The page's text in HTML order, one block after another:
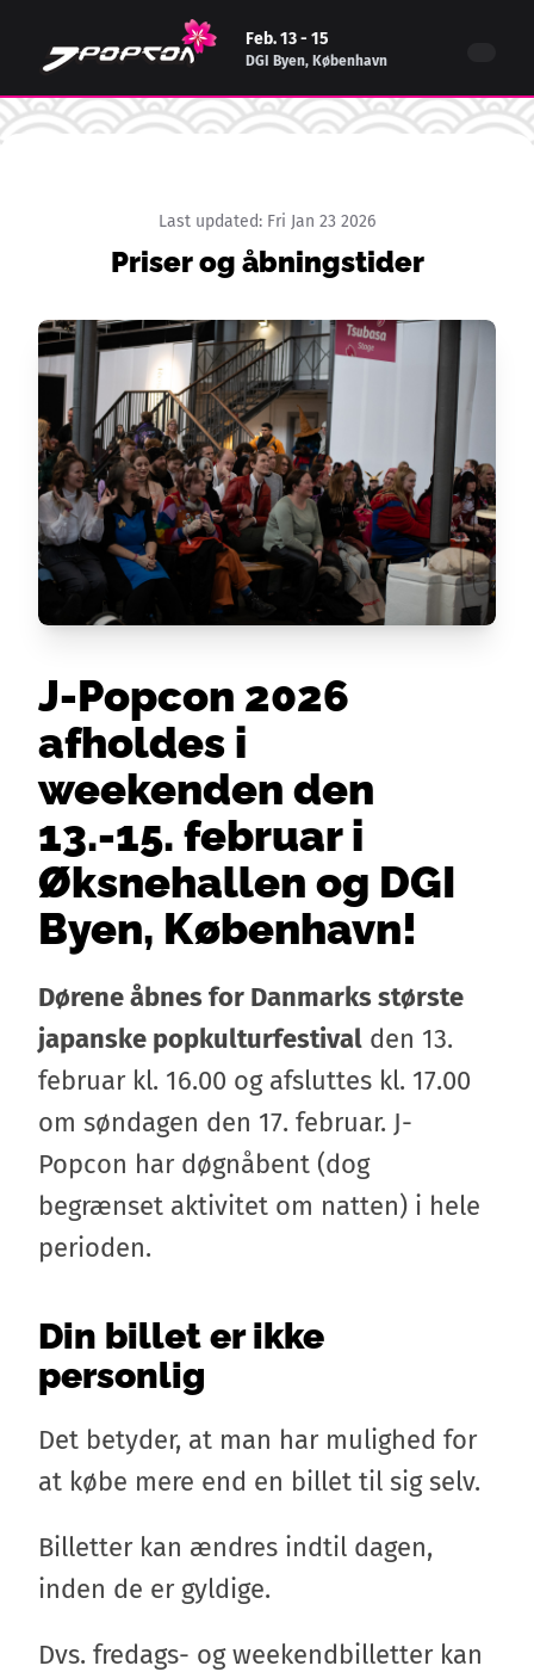
Feb. 13 - 15
DGI Byen, København
Last updated: Fri Jan 23 2026
Priser og åbningstider
J-Popcon 2026
afholdes i
weekenden den
13.-15. februar i
Øksnehallen og DGI
Byen, København!
Dørene åbnes for Danmarks største
japanske popkulturfestival den 13.
februar kl. 16.00 og afsluttes kl. 17.00
om søndagen den 17. februar. J-
Popcon har døgnåbent (dog
begrænset aktivitet om natten) i hele
perioden.
Din billet er ikke
personlig
Det betyder, at man har mulighed for
at købe mere end en billet til sig selv.
Billetter kan ændres indtil dagen,
inden de er gyldige.
Dvs. fredags- og weekendbilletter kan